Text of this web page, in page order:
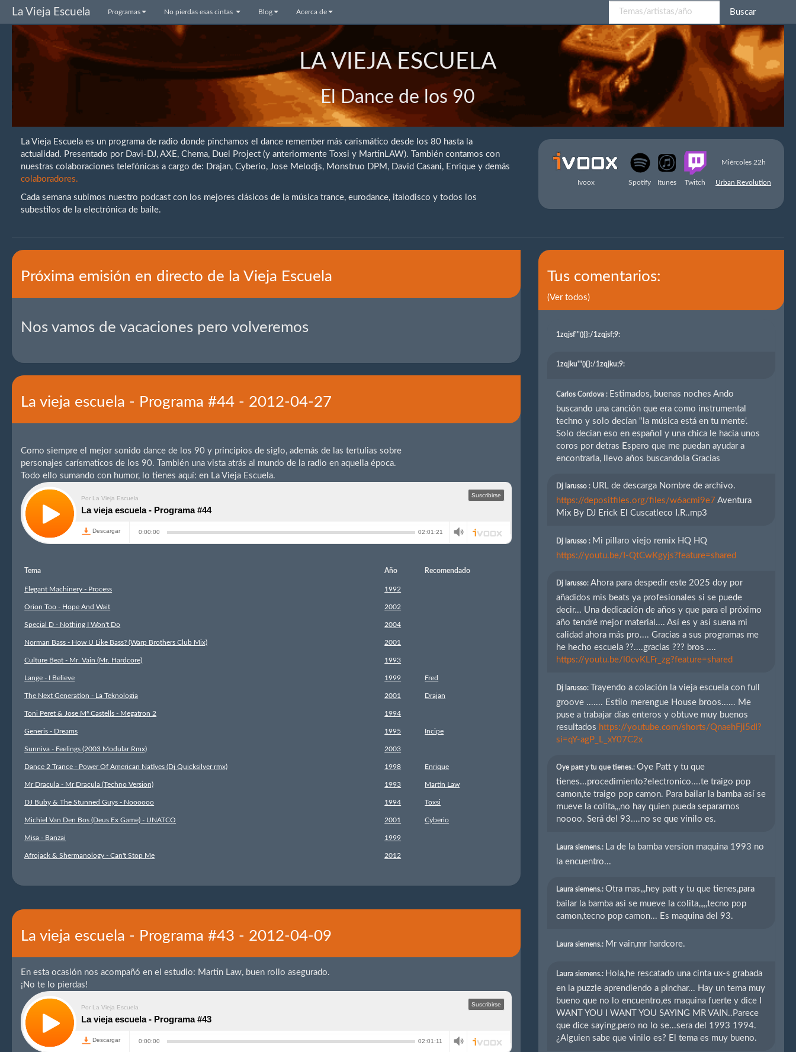
La Vieja Escuela Programas No pierdas esas cintas Blog Acerca de Buscar
LA VIEJA ESCUELA
El Dance de los 90
La Vieja Escuela es un programa de radio donde pinchamos el dance remember más carismático desde los 80 hasta la
actualidad. Presentado por Davi-DJ, AXE, Chema, Duel Project (y anteriormente Toxsi y MartinLAW). También contamos con
nuestras colaboraciones telefónicas a cargo de: Drajan, Cyberio, Jose Melodjs, Monstruo DPM, David Casani, Enrique y demás
colaboradores.
Cada semana subimos nuestro podcast con los mejores clásicos de la música trance, eurodance, italodisco y todos los
subestilos de la electrónica de baile.
Miércoles 22h
Ivoox Spotify Itunes Twitch Urban Revolution
Próxima emisión en directo de la Vieja Escuela
Nos vamos de vacaciones pero volveremos
La vieja escuela - Programa #44 - 2012-04-27
Como siempre el mejor sonido dance de los 90 y principios de siglo, además de las tertulias sobre
personajes carísmaticos de los 90. También una vista atrás al mundo de la radio en aquella época.
Todo ello sumando con humor, lo tienes aquí: en La Vieja Escuela.
Tema Año Recomendado
Elegant Machinery - Process 1992
Orion Too - Hope And Wait 2002
Special D - Nothing I Won't Do 2004
Norman Bass - How U Like Bass? (Warp Brothers Club Mix) 2001
Culture Beat - Mr. Vain (Mr. Hardcore) 1993
Lange - I Believe 1999 Fred
The Next Generation - La Teknologia 2001 Drajan
Toni Peret & Jose Mª Castells - Megatron 2 1994
Generis - Dreams 1995 Incipe
Sunniva - Feelings (2003 Modular Rmx) 2003
Dance 2 Trance - Power Of American Natives (Dj Quicksilver rmx) 1998 Enrique
Mr Dracula - Mr Dracula (Techno Version) 1993 Martin Law
DJ Buby & The Stunned Guys - Noooooo 1994 Toxsi
Michiel Van Den Bos (Deus Ex Game) - UNATCO 2001 Cyberio
Misa - Banzai 1999
Afrojack & Shermanology - Can't Stop Me 2012
La vieja escuela - Programa #43 - 2012-04-09
En esta ocasión nos acompañó en el estudio: Martin Law, buen rollo asegurado.
¡No te lo pierdas!
Tus comentarios:
(Ver todos)
1zqjsf'"(){}:/1zqjsf;9:
1zqjku'"(){}:/1zqjku;9:
Carlos Cordova : Estimados, buenas noches Ando
buscando una canción que era como instrumental
techno y solo decían "la música está en tu mente'.
Solo decian eso en español y una chica le hacia unos
coros por detras Espero que me puedan ayudar a
encontrarla, llevo años buscandola Gracias
Dj larusso : URL de descarga Nombre de archivo.
https://depositfiles.org/files/w6acmi9e7 Aventura
Mix By DJ Erick El Cuscatleco I.R..mp3
Dj larusso : Mi pillaro viejo remix HQ HQ
https://youtu.be/I-QtCwKgyjs?feature=shared
Dj larusso:Ahora para despedir este 2025 doy por
añadidos mis beats ya profesionales si se puede
decir... Una dedicación de años y que para el próximo
año tendré mejor material.... Así es y así suena mi
calidad ahora más pro.... Gracias a sus programas me
he hecho escuela ??....gracias ??? bros ....
https://youtu.be/l0cvKLFr_zg?feature=shared
Dj larusso: Trayendo a colación la vieja escuela con full
groove ....... Estilo merengue House broos...... Me
puse a trabajar días enteros y obtuve muy buenos
resultados https://youtube.com/shorts/QnaehFji5dI?
si=qY-agP_L_xY07C2x
Oye patt y tu que tienes.:Oye Patt y tu que
tienes...procedimiento?electronico....te traigo pop
camon,te traigo pop camon. Para bailar la bamba así se
mueve la colita,,,no hay quien pueda separarnos
noooo. Será del 93....no se que vinilo es.
Laura siemens.: La de la bamba version maquina 1993 no
la encuentro...
Laura siemens.:Otra mas,,,hey patt y tu que tienes,para
bailar la bamba asi se mueve la colita,,,,,tecno pop
camon,tecno pop camon... Es maquina del 93.
Laura siemens.: Mr vain,mr hardcore.
Laura siemens.: Hola,he rescatado una cinta ux-s grabada
en la puzzle aprendiendo a pinchar... Hay un tema muy
bueno que no lo encuentro,es maquina fuerte y dice I
WANT YOU I WANT YOU SAYING MR VAIN..Parece
que dice saying,pero no lo se...sera del 1993 1994.
¿Alguien sabe que vinilo es? El tema es muy bueno.